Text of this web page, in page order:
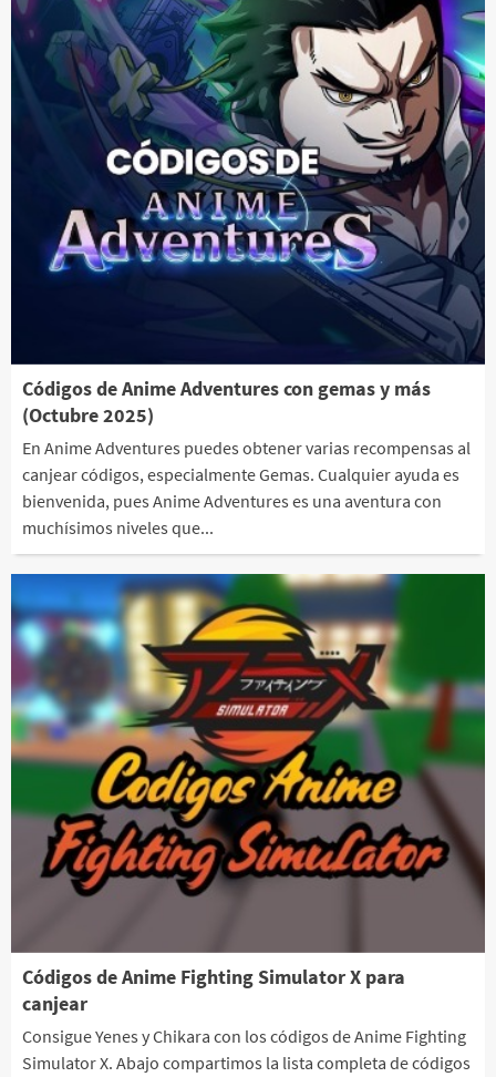
Códigos de Anime Adventures con gemas y más
(Octubre 2025)
En Anime Adventures puedes obtener varias recompensas al
canjear códigos, especialmente Gemas. Cualquier ayuda es
bienvenida, pues Anime Adventures es una aventura con
muchísimos niveles que...
Códigos de Anime Fighting Simulator X para
canjear
Consigue Yenes y Chikara con los códigos de Anime Fighting
Simulator X. Abajo compartimos la lista completa de códigos